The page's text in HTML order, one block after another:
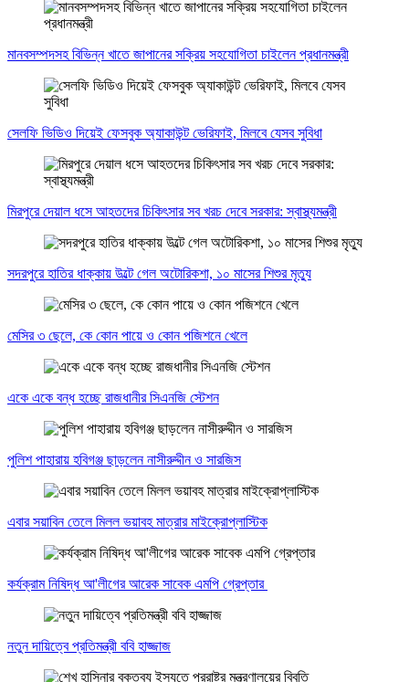
মানবসম্পদসহ বিভিন্ন খাতে জাপানের সক্রিয় সহযোগিতা চাইলেন প্রধানমন্ত্রী
সেলফি ভিডিও দিয়েই ফেসবুক অ্যাকাউন্ট ভেরিফাই, মিলবে যেসব সুবিধা
মিরপুরে দেয়াল ধসে আহতদের চিকিৎসার সব খরচ দেবে সরকার: স্বাস্থ্যমন্ত্রী
সদরপুরে হাতির ধাক্কায় উল্টে গেল অটোরিকশা, ১০ মাসের শিশুর মৃত্যু
মেসির ৩ ছেলে, কে কোন পায়ে ও কোন পজিশনে খেলে
একে একে বন্ধ হচ্ছে রাজধানীর সিএনজি স্টেশন
পুলিশ পাহারায় হবিগঞ্জ ছাড়লেন নাসীরুদ্দীন ও সারজিস
এবার সয়াবিন তেলে মিলল ভয়াবহ মাত্রার মাইক্রোপ্লাস্টিক
কর্যক্রাম নিষিদ্ধ আ'লীগের আরেক সাবেক এমপি গ্রেপ্তার
নতুন দায়িত্বে প্রতিমন্ত্রী ববি হাজ্জাজ